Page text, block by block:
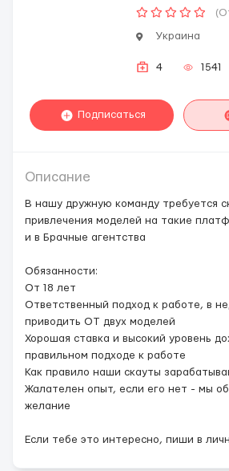
Украина
4 1541
Подписаться
Описание
В нашу дружную команду требуется
привлечения моделей на такие
и в Брачные агентства
Обязанности:
От 18 лет
Ответственный подход к работе, в
приводить ОТ двух моделей
Хорошая ставка и высокий уровень
правильном подходе к работе
Как правило наши скауты
Жалателен опыт, если его нет - мы
желание
Если тебе это интересно, пиши в